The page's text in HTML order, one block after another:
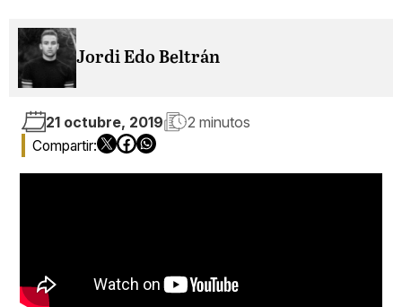
Jordi Edo Beltrán
21 octubre, 2019 2 minutos